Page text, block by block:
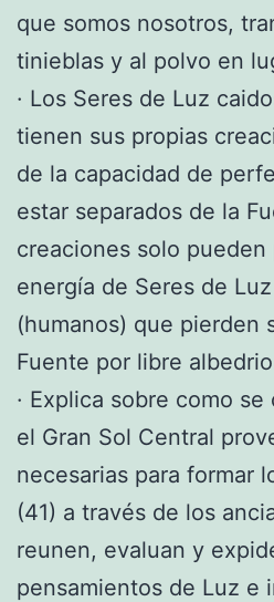
que somos nosotros,
tinieblas y al polvo en
· Los Seres de Luz
tienen sus propias
de la capacidad de
estar separados de la
creaciones solo pueden
energía de Seres de
(humanos) que pierden
Fuente por libre
· Explica sobre como
el Gran Sol Central
necesarias para formar
(41) a través de los
reunen, evaluan y
pensamientos de Luz e